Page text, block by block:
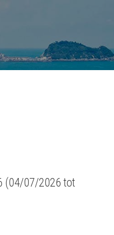
(04/07/2026 tot